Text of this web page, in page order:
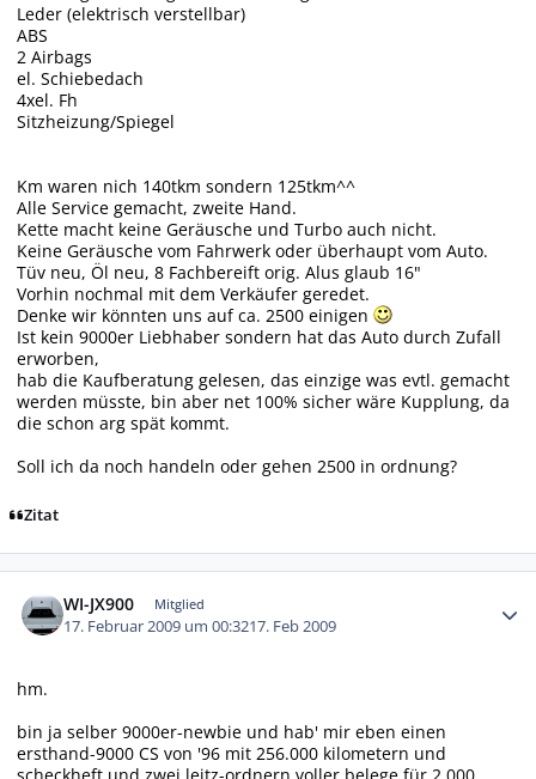
Leder (elektrisch verstellbar)
ABS
2 Airbags
el. Schiebedach
4xel. Fh
Sitzheizung/Spiegel
Km waren nich 140tkm sondern 125tkm^^
Alle Service gemacht, zweite Hand.
Kette macht keine Geräusche und Turbo auch nicht.
Keine Geräusche vom Fahrwerk oder überhaupt vom Auto.
Tüv neu, Öl neu, 8 Fachbereift orig. Alus glaub 16"
Vorhin nochmal mit dem Verkäufer geredet.
Denke wir könnten uns auf ca. 2500 einigen
Ist kein 9000er Liebhaber sondern hat das Auto durch Zufall
erworben,
hab die Kaufberatung gelesen, das einzige was evtl. gemacht
werden müsste, bin aber net 100% sicher wäre Kupplung, da
die schon arg spät kommt.
Soll ich da noch handeln oder gehen 2500 in ordnung?
Zitat
WI-JX900 Mitglied
17. Februar 2009 um 00:3217. Feb 2009
hm.
bin ja selber 9000er-newbie und hab' mir eben einen
ersthand-9000 CS von '96 mit 256.000 kilometern und
scheckheft und zwei leitz-ordnern voller belege für 2.000